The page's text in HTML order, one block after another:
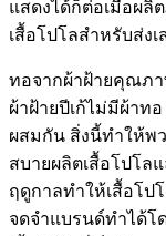
แสดงได้ก็ต่อเมื่อผ
เสื้อโปโลสำหรับส่ง
ทอจากผ้าฝ้ายคุณภ
ผ้าฝ้ายปีเก้ไม่มีผ้าท
ผสมกัน สิ่งนี้ทำให้พ
สบายผลิตเสื้อโปโล
ฤดูกาลทำให้เสื้อโป
จดจำแบรนด์ทำได้